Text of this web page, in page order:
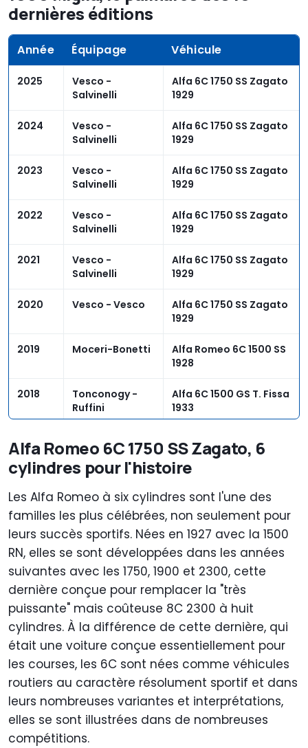
dernières éditions
Année Équipage Véhicule
2025
Vesco -
Salvinelli
Alfa 6C 1750 SS Zagato
1929
2024
Vesco -
Salvinelli
Alfa 6C 1750 SS Zagato
1929
2023
Vesco -
Salvinelli
Alfa 6C 1750 SS Zagato
1929
2022
Vesco -
Salvinelli
Alfa 6C 1750 SS Zagato
1929
2021
Vesco -
Salvinelli
Alfa 6C 1750 SS Zagato
1929
2020 Vesco - Vesco
Alfa 6C 1750 SS Zagato
1929
2019 Moceri-Bonetti
Alfa Romeo 6C 1500 SS
1928
2018
Tonconogy -
Ruffini
Alfa 6C 1500 GS T. Fissa
1933
1931
1931
Alfa Romeo 6C 1750 SS Zagato, 6
cylindres pour l'histoire
Les Alfa Romeo à six cylindres sont l'une des
familles les plus célébrées, non seulement pour
leurs succès sportifs. Nées en 1927 avec la 1500
RN, elles se sont développées dans les années
suivantes avec les 1750, 1900 et 2300, cette
dernière conçue pour remplacer la "très
puissante" mais coûteuse 8C 2300 à huit
cylindres. À la différence de cette dernière, qui
était une voiture conçue essentiellement pour
les courses, les 6C sont nées comme véhicules
routiers au caractère résolument sportif et dans
leurs nombreuses variantes et interprétations,
elles se sont illustrées dans de nombreuses
compétitions.